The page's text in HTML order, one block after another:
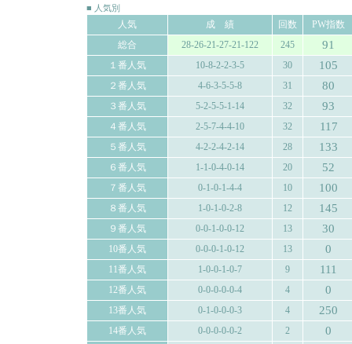
■ 人気別
人気 成 績 回数
PW指数
総合
28-26-21-27-21-122 245 91
１番人気 10-8-2-2-3-5 30 105
２番人気 4-6-3-5-5-8 31 80
３番人気 5-2-5-5-1-14 32 93
４番人気 2-5-7-4-4-10 32 117
５番人気 4-2-2-4-2-14 28 133
６番人気 1-1-0-4-0-14 20 52
７番人気 0-1-0-1-4-4 10 100
８番人気 1-0-1-0-2-8 12 145
９番人気 0-0-1-0-0-12 13 30
10番人気 0-0-0-1-0-12 13 0
11番人気 1-0-0-1-0-7 9 111
12番人気 0-0-0-0-0-4 4 0
13番人気 0-1-0-0-0-3 4 250
14番人気 0-0-0-0-0-2 2 0